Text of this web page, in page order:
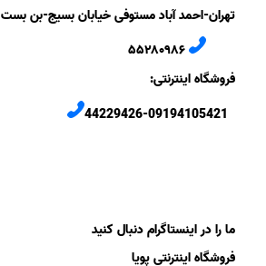
تهران-احمد آباد مستوفیخیابان بسیج-بن بست
۵۵۲۸۰۹۸۶
فروشگاه اینترنتی:
44229426-09194105421
ما را در اینستاگرام دنبال کنید
فروشگاه اینترنتی پویا